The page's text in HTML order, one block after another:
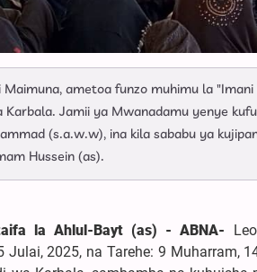
ametoa funzo muhimu la
Karbala. Jamii ya Mwanadamu yenye
(s.a.w.w), ina kila sababu ya
Hussein (as).
la Ahlul-Bayt (as) - ABNA-
Julai, 2025, na Tarehe: 9 Muharram,